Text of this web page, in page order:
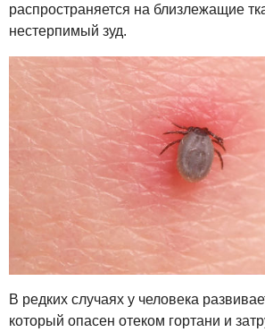
распространяется на близлежащие
нестерпимый зуд.
В редких случаях у человека
который опасен отеком гортани и